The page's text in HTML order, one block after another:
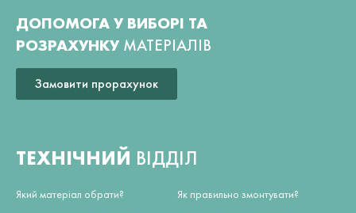
ДОПОМОГА У ВИБОРІ ТА
РОЗРАХУНКУ МАТЕРІАЛІВ
Замовити прорахунок
ТЕХНІЧНИЙ ВІДДІЛ
Який матеріал обрати?
Як правильно змонтувати?